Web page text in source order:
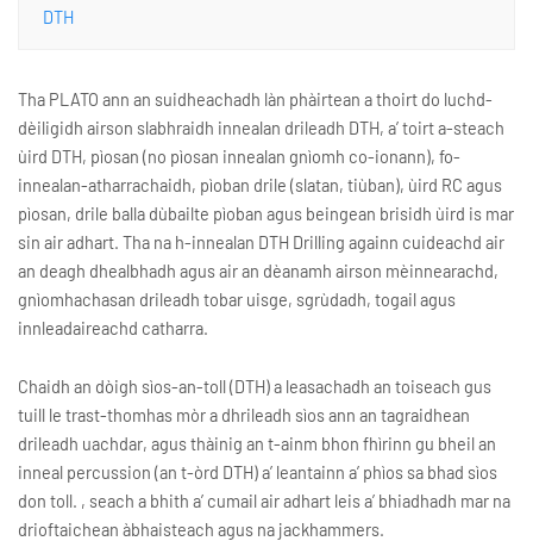
DTH
Tha PLATO ann an suidheachadh làn phàirtean a thoirt do luchd-
dèiligidh airson slabhraidh innealan drileadh DTH, a’ toirt a-steach
ùird DTH, pìosan (no pìosan innealan gnìomh co-ionann), fo-
innealan-atharrachaidh, pìoban drile (slatan, tiùban), ùird RC agus
pìosan, drile balla dùbailte pìoban agus beingean brisidh ùird is mar
sin air adhart. Tha na h-innealan DTH Drilling againn cuideachd air
an deagh dhealbhadh agus air an dèanamh airson mèinnearachd,
gnìomhachasan drileadh tobar uisge, sgrùdadh, togail agus
innleadaireachd catharra.
Chaidh an dòigh sìos-an-toll (DTH) a leasachadh an toiseach gus
tuill le trast-thomhas mòr a dhrileadh sìos ann an tagraidhean
drileadh uachdar, agus thàinig an t-ainm bhon fhìrinn gu bheil an
inneal percussion (an t-òrd DTH) a’ leantainn a’ phìos sa bhad sìos
don toll. , seach a bhith a’ cumail air adhart leis a’ bhiadhadh mar na
drioftaichean àbhaisteach agus na jackhammers.